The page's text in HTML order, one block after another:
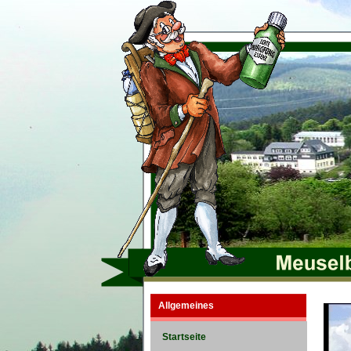
Allgemeines
Startseite